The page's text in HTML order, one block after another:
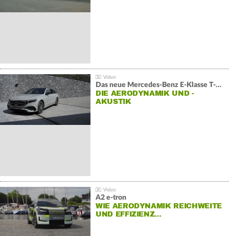
Das neue Mercedes-Benz E-Klasse T-Modell
DIE AERODYNAMIK UND -
AKUSTIK
A2 e-tron
WIE AERODYNAMIK REICHWEITE
UND EFFIZIENZ…